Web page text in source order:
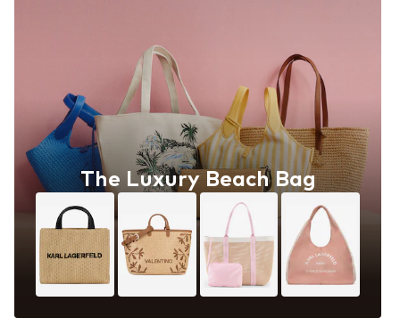
The Luxury Beach Bag